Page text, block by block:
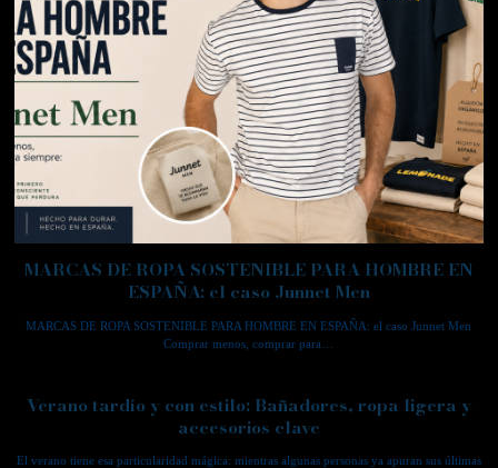
MARCAS DE ROPA SOSTENIBLE PARA HOMBRE EN
ESPAÑA: el caso Junnet Men
MARCAS DE ROPA SOSTENIBLE PARA HOMBRE EN ESPAÑA: el caso Junnet Men
Comprar menos, comprar para…
Verano tardío y con estilo: Bañadores, ropa ligera y
accesorios clave
El verano tiene esa particularidad mágica: mientras algunas personas ya apuran sus últimas